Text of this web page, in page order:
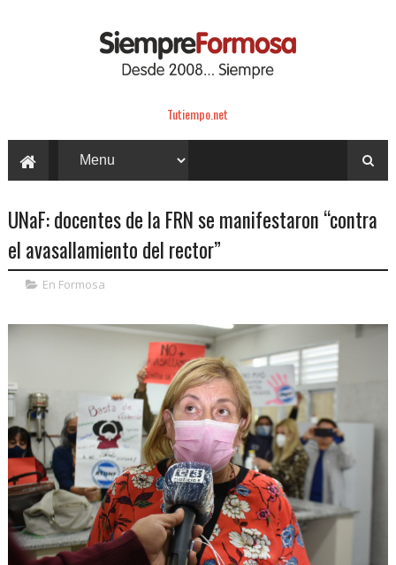
Tutiempo.net
UNaF: docentes de la FRN se manifestaron “contra
el avasallamiento del rector”
En Formosa